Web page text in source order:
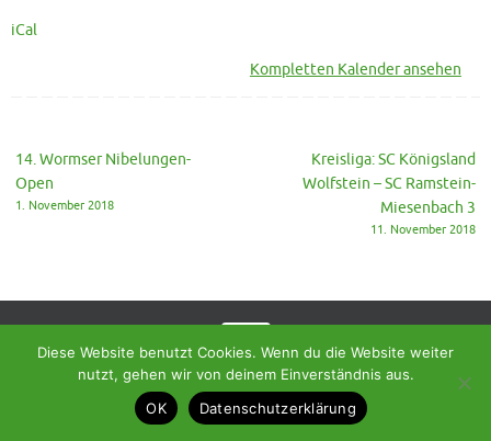
iCal
Kompletten Kalender ansehen
14. Wormser Nibelungen-
Open
1. November 2018
Kreisliga: SC Königsland
Wolfstein – SC Ramstein-
Miesenbach 3
11. November 2018
© 2018 - Homepage des SC Ramstein-Miesenbach
Präsentiert vonTempera
Diese Website benutzt Cookies. Wenn du die Website weiter
nutzt, gehen wir von deinem Einverständnis aus.
OK
Datenschutzerklärung